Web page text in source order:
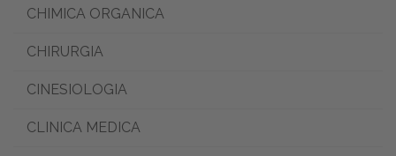
CHIMICA ORGANICA
CHIRURGIA
CINESIOLOGIA
CLINICA MEDICA